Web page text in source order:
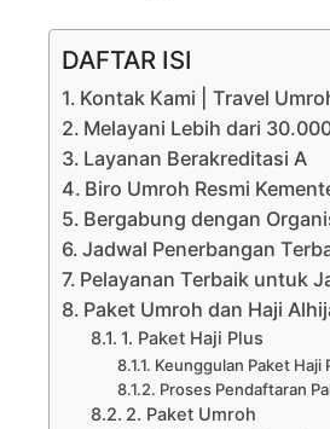
DAFTAR ISI
Kontak Kami | Travel
Melayani Lebih dari
Layanan Berakreditasi A
Biro Umroh Resmi
Bergabung dengan
Jadwal Penerbangan
Pelayanan Terbaik untuk
Paket Umroh dan Haji
1. Paket Haji Plus
Keunggulan Paket Haji
Proses Pendaftaran
2. Paket Umroh